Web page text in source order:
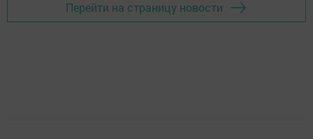
Перейти на страницу новости